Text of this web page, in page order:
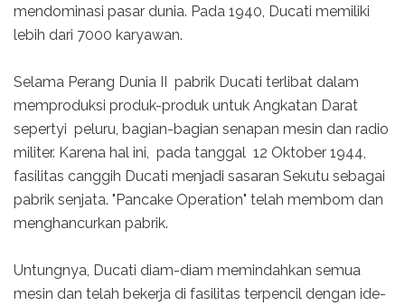
mendominasi pasar dunia. Pada 1940, Ducati memiliki
lebih dari 7000 karyawan.
Selama Perang Dunia II pabrik Ducati terlibat dalam
memproduksi produk-produk untuk Angkatan Darat
sepertyi peluru, bagian-bagian senapan mesin dan radio
militer. Karena hal ini, pada tanggal 12 Oktober 1944,
fasilitas canggih Ducati menjadi sasaran Sekutu sebagai
pabrik senjata. "Pancake Operation" telah membom dan
menghancurkan pabrik.
Untungnya, Ducati diam-diam memindahkan semua
mesin dan telah bekerja di fasilitas terpencil dengan ide-